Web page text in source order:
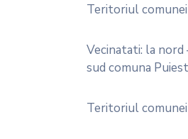
Teritoriul comunei
Vecinatati: la nord
sud comuna
Teritoriul